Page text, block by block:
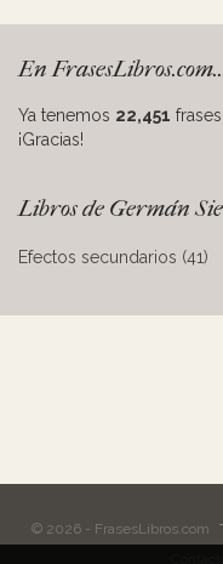
En
Ya tenemos 22,451
¡Gracias!
Libros de Germán
Efectos secundarios (41)
© 2026 - FrasesLibros.com